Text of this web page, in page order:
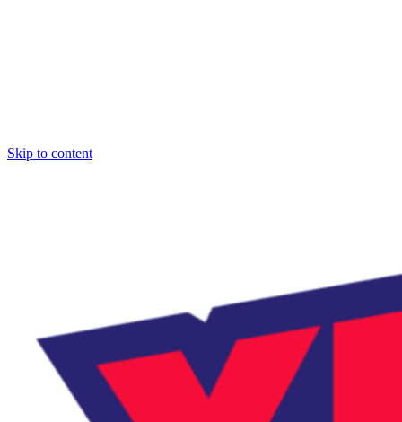
Skip to content